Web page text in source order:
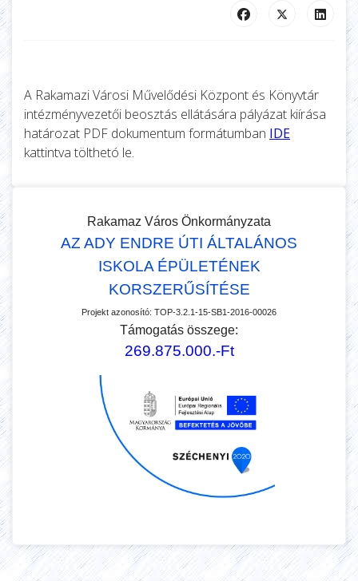
A Rakamazi Városi Művelődési Központ és Könyvtár
intézményvezetői beosztás ellátására pályázat kiírása
határozat PDF dokumentum formátumban IDE
kattintva tölthetó le.
Rakamaz Város Önkormányzata
AZ ADY ENDRE ÚTI ÁLTALÁNOS
ISKOLA ÉPÜLETÉNEK
KORSZERŰSÍTÉSE
Projekt azonosító: TOP-3.2.1-15-SB1-2016-00026
Támogatás összege:
269.875.000.-Ft